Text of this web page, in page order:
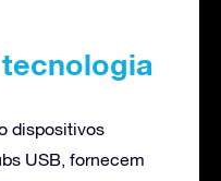
dispositivos
USB, fornecem